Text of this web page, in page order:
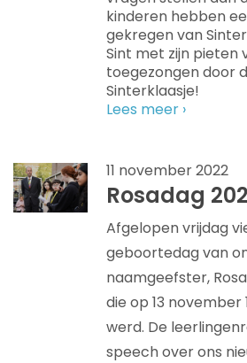
kinderen hebben
gekregen van
Sint met zijn pieten
toegezongen door
Sinterklaasje!
Lees meer ›
11 november 2022
Rosadag
Afgelopen vrijdag
geboortedag van
naamgeefster,
die op 13 november
werd. De
speech over ons